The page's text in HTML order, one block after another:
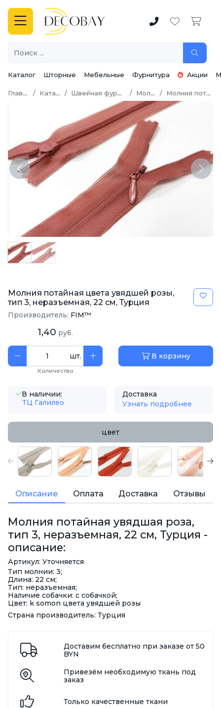
Каталог Шторные Мебельные Фурнитура Акции
Главная Каталог Швейная фурнитура Молнии Молния потайная
Previous Next
Молния потайная цвета увядшей розы,
тип 3, неразъемная, 22 см, Турция
Производитель: FIM™
1,40 руб.
шт.
Количество
В корзину
В наличии:
ТЦ Галилео
Доставка
Узнать подробнее
цвет
Описание Оплата Доставка Отзывы
Молния потайная увядшая роза,
тип 3, неразъемная, 22 см, Турция -
описание:
Артикул: Уточняется
Тип молнии: 3;
Длина: 22 см;
Тип: неразъемная;
Наличие собачки: с собачкой;
Цвет: k somon цвета увядшей розы
Страна производитель: Турция
Доставим бесплатно при заказе от 50
BYN
Привезём необходимую ткань под
заказ
Только качественные ткани